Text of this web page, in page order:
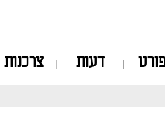
דעות צרכנות